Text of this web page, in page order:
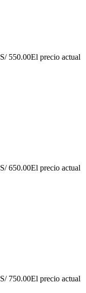
S/550.00El precio actual
S/650.00El precio actual
S/750.00El precio actual